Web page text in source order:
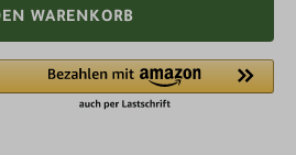
WARENKORB